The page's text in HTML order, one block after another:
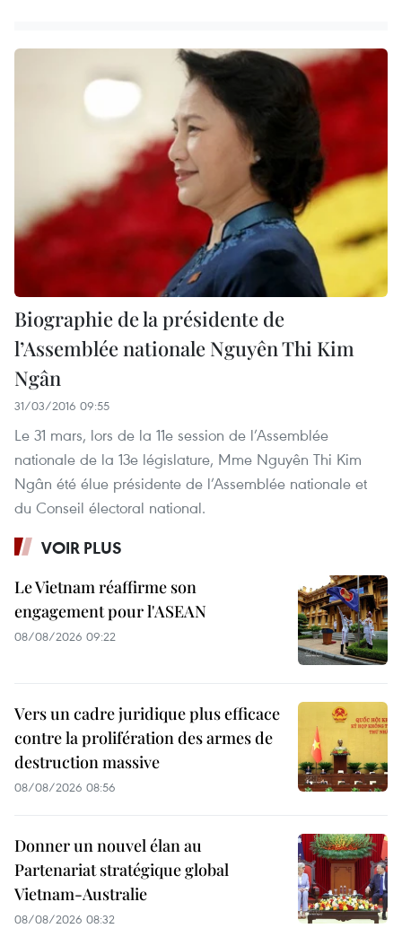
Biographie de la présidente de
l’Assemblée nationale Nguyên Thi Kim
Ngân
31/03/2016 09:55
Le 31 mars, lors de la 11e session de l’Assemblée
nationale de la 13e législature, Mme Nguyên Thi Kim
Ngân été élue présidente de l’Assemblée nationale et
du Conseil électoral national.
VOIR PLUS
Le Vietnam réaffirme son
engagement pour l'ASEAN
08/08/2026 09:22
Vers un cadre juridique plus efficace
contre la prolifération des armes de
destruction massive
08/08/2026 08:56
Donner un nouvel élan au
Partenariat stratégique global
Vietnam-Australie
08/08/2026 08:32